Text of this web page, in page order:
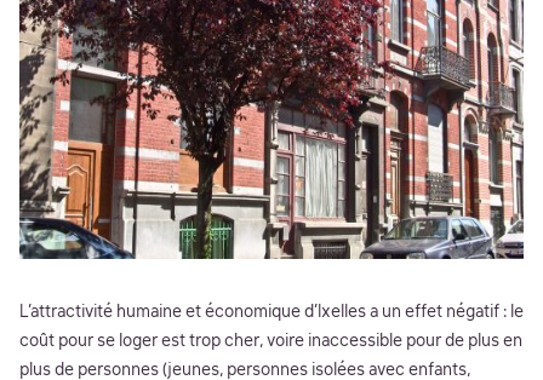
L’attractivité humaine et économique d’Ixelles a un effet négatif : le
coût pour se loger est trop cher, voire inaccessible pour de plus en
plus de personnes (jeunes, personnes isolées avec enfants,